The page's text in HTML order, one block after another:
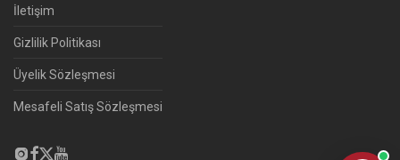
İletişim
Gizlilik Politikası
Üyelik Sözleşmesi
Mesafeli Satış Sözleşmesi